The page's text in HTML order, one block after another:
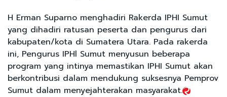
H Erman Suparno menghadiri Rakerda IPHI Sumut
yang dihadiri ratusan peserta dan pengurus dari
kabupaten/kota di Sumatera Utara. Pada rakerda
ini, Pengurus IPHl Sumut menyusun beberapa
program yang intinya memastikan IPHI Sumut akan
berkontribusi dalam mendukung suksesnya Pemprov
Sumut dalam menyejahterakan masyarakat.